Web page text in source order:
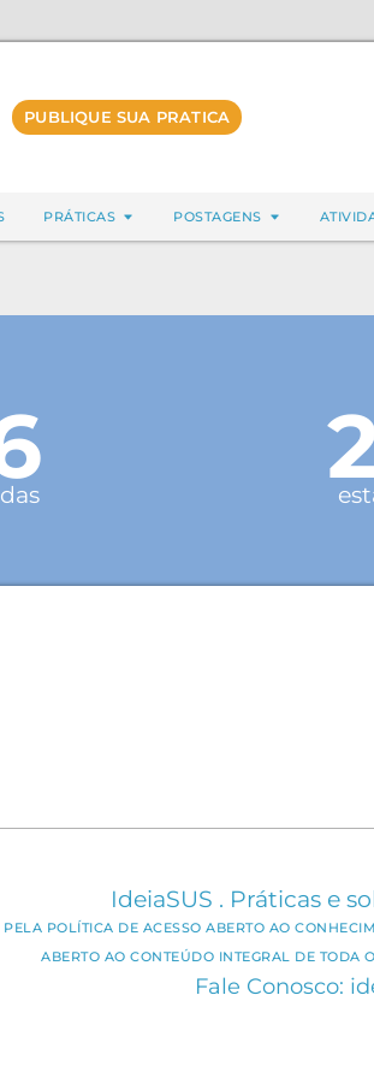
PUBLIQUE SUA PRATICA
PRÁTICAS POSTAGENS
IdeiaSUS . Práticas e
PELA POLÍTICA DE ACESSO ABERTO AO
ABERTO AO CONTEÚDO INTEGRAL DE TODA
Fale Conosco: